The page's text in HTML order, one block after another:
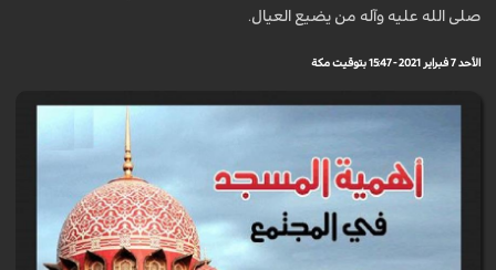
صلى الله عليه وآله من يضيع العيال.
الأحد 7 فبراير 2021 - 15:47 بتوقيت مكة